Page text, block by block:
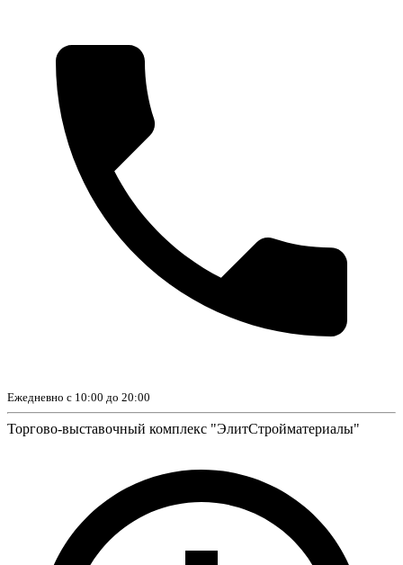
Ежедневно с 10:00 до 20:00
Торгово-выставочный комплекс "ЭлитСтройматериалы"